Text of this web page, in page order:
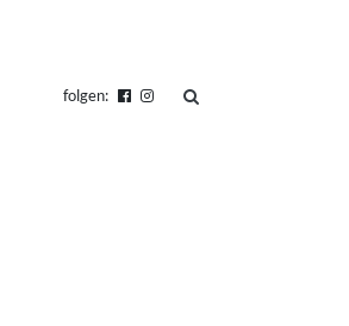
folgen: suchen